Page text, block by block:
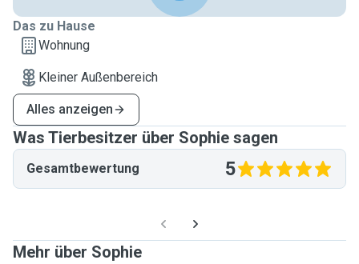
Das zu Hause
Wohnung
Kleiner Außenbereich
Alles anzeigen
Was Tierbesitzer über Sophie sagen
Gesamtbewertung 5
Mehr über Sophie